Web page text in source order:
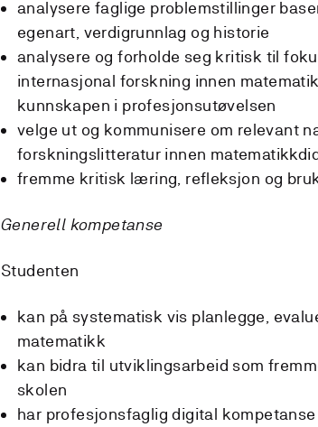
analysere faglige problemstillinger
egenart, verdigrunnlag og historie
analysere og forholde seg kritisk til
internasjonal forskning innen
kunnskapen i profesjonsutøvelsen
velge ut og kommunisere om relevant
forskningslitteratur innen
fremme kritisk læring, refleksjon og
Generell kompetanse
Studenten
kan på systematisk vis planlegge,
matematikk
kan bidra til utviklingsarbeid som
skolen
har profesjonsfaglig digital